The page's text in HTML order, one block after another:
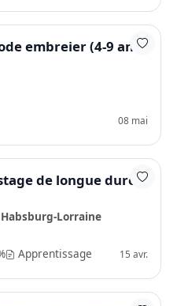
embreier (4-9 ans)
08 mai
de longue durée
Lorraine
Apprentissage 15 avr.